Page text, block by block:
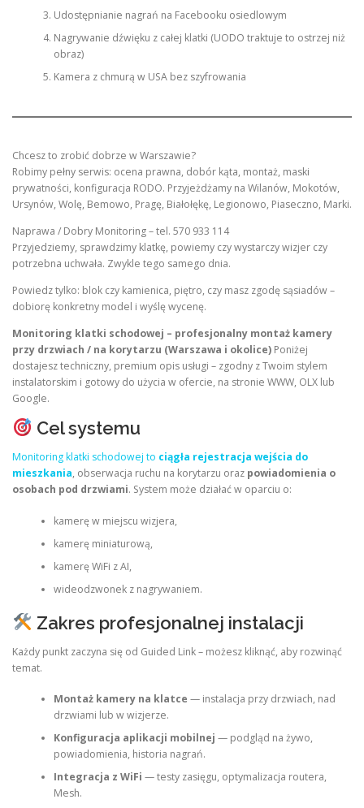
Udostępnianie nagrań na Facebooku osiedlowym
Nagrywanie dźwięku z całej klatki (UODO traktuje to ostrzej niż
obraz)
Kamera z chmurą w USA bez szyfrowania
Chcesz to zrobić dobrze w Warszawie?
Robimy pełny serwis: ocena prawna, dobór kąta, montaż, maski
prywatności, konfiguracja RODO. Przyjeżdżamy na Wilanów, Mokotów,
Ursynów, Wolę, Bemowo, Pragę, Białołękę, Legionowo, Piaseczno, Marki.
Naprawa / Dobry Monitoring – tel. 570 933 114
Przyjedziemy, sprawdzimy klatkę, powiemy czy wystarczy wizjer czy
potrzebna uchwała. Zwykle tego samego dnia.
Powiedz tylko: blok czy kamienica, piętro, czy masz zgodę sąsiadów –
dobiorę konkretny model i wyślę wycenę.
Monitoring klatki schodowej – profesjonalny montaż kamery
przy drzwiach / na korytarzu (Warszawa i okolice) Poniżej
dostajesz techniczny, premium opis usługi – zgodny z Twoim stylem
instalatorskim i gotowy do użycia w ofercie, na stronie WWW, OLX lub
Google.
Cel systemu
Monitoring klatki schodowej to ciągła rejestracja wejścia do
mieszkania, obserwacja ruchu na korytarzu oraz powiadomienia o
osobach pod drzwiami. System może działać w oparciu o:
kamerę w miejscu wizjera,
kamerę miniaturową,
kamerę WiFi z AI,
wideodzwonek z nagrywaniem.
Zakres profesjonalnej instalacji
Każdy punkt zaczyna się od Guided Link – możesz kliknąć, aby rozwinąć
temat.
Montaż kamery na klatce — instalacja przy drzwiach, nad
drzwiami lub w wizjerze.
Konfiguracja aplikacji mobilnej — podgląd na żywo,
powiadomienia, historia nagrań.
Integracja z WiFi — testy zasięgu, optymalizacja routera,
Mesh.